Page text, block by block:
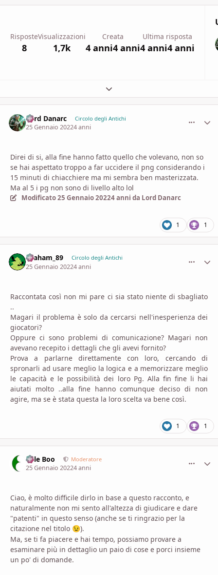
Risposte
8
Visualizzazioni
1,7k
Creata
4 anni4 anni
Ultima risposta
4 anni4 anni
Espandi panoramica del topic
Lord Danarc Circolo degli Antichi
25 Gennaio 20224 anni
Direi di si, alla fine hanno fatto quello che volevano, non so
se hai aspettato troppo a far uccidere il png considerando i
15 minuti di chiacchiere ma mi sembra ben masterizzata.
Ma al 5 i pg non sono di livello alto lol
Modificato25 Gennaio 20224 anni da Lord Danarc
1 1
Graham_89 Circolo degli Antichi
25 Gennaio 20224 anni
Raccontata così non mi pare ci sia stato niente di sbagliato
..
Magari il problema è solo da cercarsi nell'inesperienza dei
giocatori?
Oppure ci sono problemi di comunicazione? Magari non
avevano recepito i dettagli che gli avevi fornito?
Prova a parlarne direttamente con loro, cercando di
spronarli ad usare meglio la logica e a memorizzare meglio
le capacità e le possibilità dei loro Pg. Alla fin fine li hai
aiutati molto ..alla fine hanno comunque deciso di non
agire, ma se è stata questa la loro scelta va bene così.
1 1
Bille Boo Moderatore
25 Gennaio 20224 anni
Ciao, è molto difficile dirlo in base a questo racconto, e
naturalmente non mi sento all'altezza di giudicare e dare
"patenti" in questo senso (anche se ti ringrazio per la
citazione nel titolo 😉).
Ma, se ti fa piacere e hai tempo, possiamo provare a
esaminare più in dettaglio un paio di cose e porci insieme
un po' di domande.